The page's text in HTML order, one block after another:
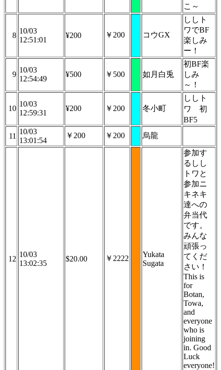
こ～
8
10/03
12:51:01
¥200 ￥200 コウGX
ししト
ワでBF
楽しみ
ー！
9
10/03
12:54:49
¥500 ￥500 如月白兎
初BF楽
しみ
～！
10
10/03
12:59:31
¥200 ￥200 冬小町
ししト
ワ
初
BF5
11
10/03
13:01:54
￥200 ￥200 烏龍
12
10/03
13:02:35
$20.00 ￥2222
Yukata
Sugata
参加す
るしし
トワと
参加ニ
キネキ
達への
弁当代
です。
みんな
頑張っ
てくだ
さい！
This is
for
Botan,
Towa,
and
everyone
who is
joining
in. Good
Luck
everyone!